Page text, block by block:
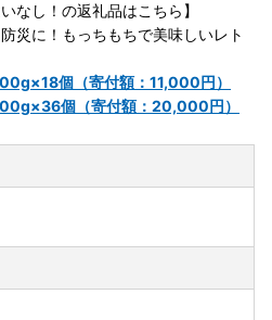
なし！の返礼品はこちら】
災に！もっちもちで美味しいレト
個（寄付額：11,000円）
個（寄付額：20,000円）